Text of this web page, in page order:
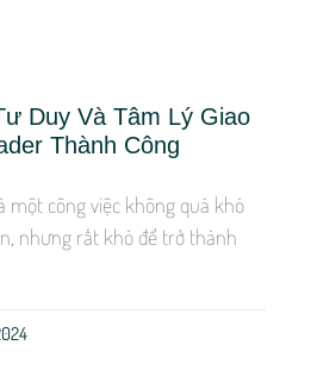
Duy Và Tâm Lý Giao
Thành Công
một công việc không quá khó
nhưng rất khó để trở thành